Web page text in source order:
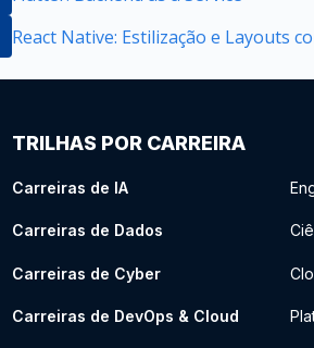
React Native: Estilização e Layouts
TRILHAS POR CARREIRA
Carreiras de IA
Carreiras de Dados
Carreiras de Cyber
Carreiras de DevOps & Cloud